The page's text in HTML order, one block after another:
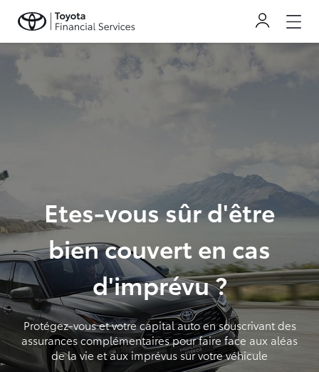
Etes-vous sûr d'être
bien couvert en cas
d'imprévu ?
Protégez-vous et votre capital auto en souscrivant des
assurances complémentaires pour faire face aux aléas
de la vie et aux imprévus sur votre véhicule